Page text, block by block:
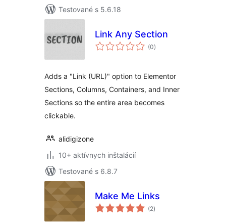
Testované s 5.6.18
Link Any Section
(0celkové
hodnotenie
)
Adds a "Link (URL)" option to Elementor
Sections, Columns, Containers, and Inner
Sections so the entire area becomes
clickable.
alidigizone
10+ aktívnych inštalácií
Testované s 6.8.7
Make Me Links
(2celkové
hodnotenie
)